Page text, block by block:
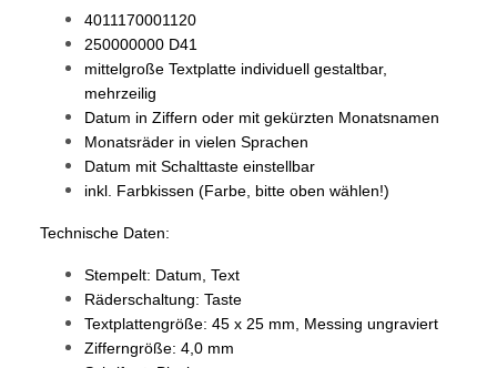
4011170001120
250000000 D41
mittelgroße Textplatte individuell gestaltbar,
mehrzeilig
Datum in Ziffern oder mit gekürzten Monatsnamen
Monatsräder in vielen Sprachen
Datum mit Schalttaste einstellbar
inkl. Farbkissen (Farbe, bitte oben wählen!)
Technische Daten:
Stempelt: Datum, Text
Räderschaltung: Taste
Textplattengröße: 45 x 25 mm, Messing ungraviert
Zifferngröße: 4,0 mm